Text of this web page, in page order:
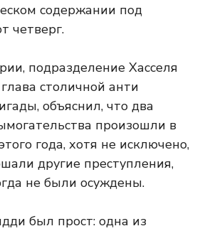
содержании под
четверг.
подразделение Хасселя
столичной анти
объяснил, что два
произошли в
года, хотя не исключено,
другие преступления,
не были осуждены.
был прост: одна из